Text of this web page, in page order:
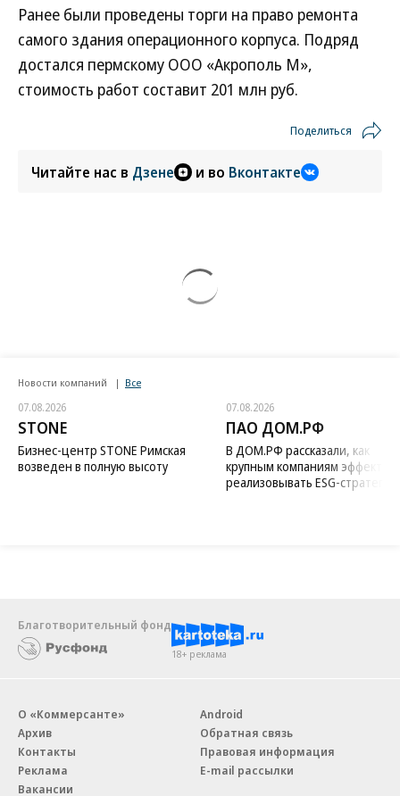
Ранее были проведены торги на право ремонта
самого здания операционного корпуса. Подряд
достался пермскому ООО «Акрополь М»,
стоимость работ составит 201 млн руб.
Поделиться
Читайте нас в Дзене и во Вконтакте
Новости компаний Все
07.08.2026
STONE
Бизнес-центр STONE Римская
возведен в полную высоту
07.08.2026
ПАО ДОМ.РФ
В ДОМ.РФ рассказали, как
крупным компаниям
реализовывать ESG-стратегию
Благотворительный фонд
18+ реклама
О «Коммерсанте»
Архив
Контакты
Реклама
Вакансии
Android
Обратная связь
Правовая информация
E-mail рассылки